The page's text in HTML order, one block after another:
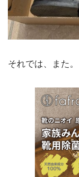
それでは、また。